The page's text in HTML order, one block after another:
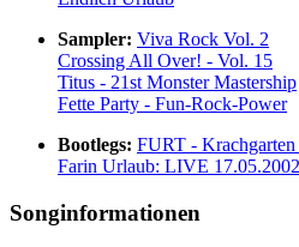
Sampler: Viva Rock Vol. 2
Crossing All Over! - Vol. 15
Titus - 21st Monster Mastership
Fette Party - Fun-Rock-Power
Bootlegs: FURT - Krachgarten
Farin Urlaub: LIVE
Songinformationen